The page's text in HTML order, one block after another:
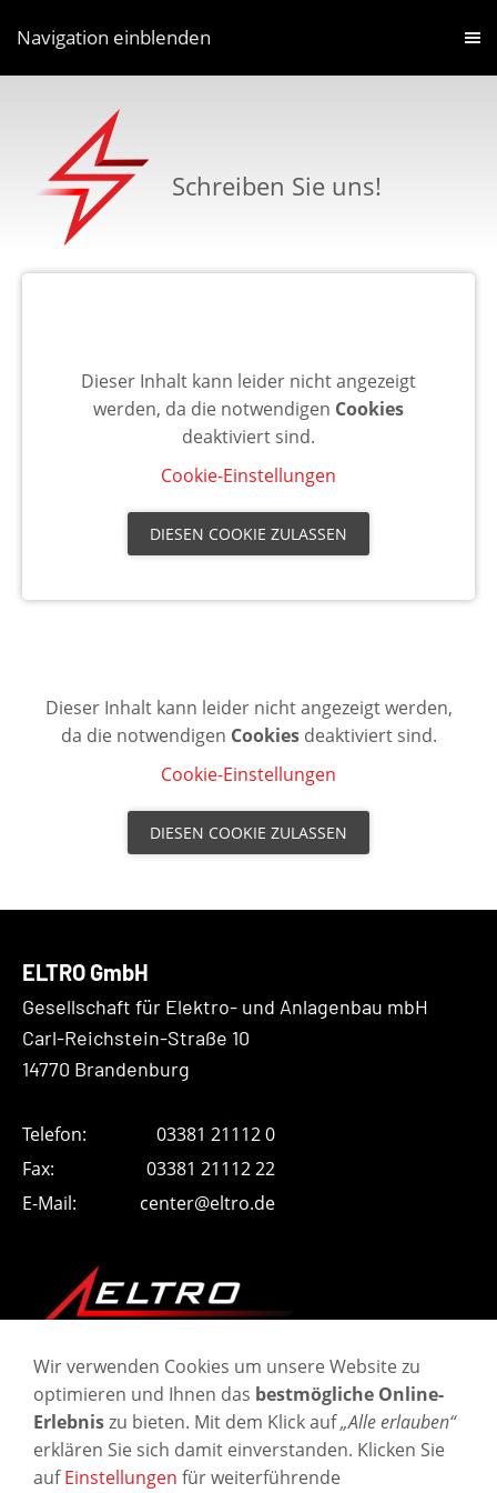
Navigation einblenden
Schreiben Sie uns!
Dieser Inhalt kann leider nicht angezeigt
werden, da die notwendigen Cookies
deaktiviert sind.
Cookie-Einstellungen
DIESEN COOKIE ZULASSEN
Dieser Inhalt kann leider nicht angezeigt werden,
da die notwendigen Cookiesdeaktiviert sind.
Cookie-Einstellungen
DIESEN COOKIE ZULASSEN
ELTRO GmbH
Gesellschaft für Elektro- und Anlagenbau mbH
Carl-Reichstein-Straße 10
14770 Brandenburg
Telefon:
03381 21112 0
Fax:
03381 21112 22
E-Mail:
center@eltro.de
Wir verwenden Cookies um unsere Website zu
optimieren und Ihnen das bestmögliche Online-
Erlebniszu bieten. Mit dem Klick auf„Alle erlauben“
erklären Sie sich damit einverstanden. Klicken Sie
aufEinstellungen für weiterführende